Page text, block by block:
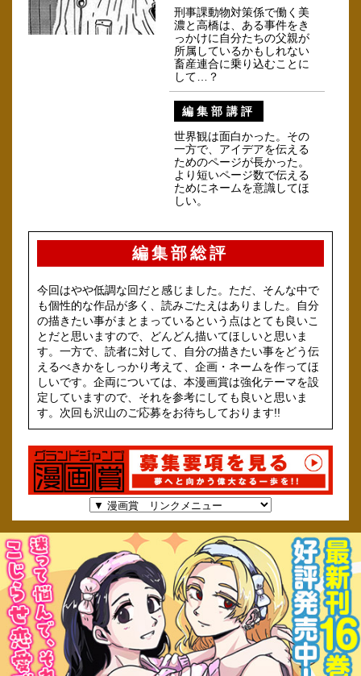
刑事課動物対策係で働く美
濃と高橋は、ある事件をき
っかけに自分たちの父親が
所属しているかもしれない
畜産連合に乗り込むことに
して…？
編集部講評
世界観は面白かった。その
一方で、アイデアを伝える
ためのページが長かった。
より短いページ数で伝える
ためにネームを意識してほ
しい。
編集部総評
今回はやや低調な回だと感じました。ただ、そんな中で
も個性的な作品が多く、読みごたえはありました。自分
の描きたい事がまとまっているという点はとても良いこ
とだと思いますので、どんどん描いてほしいと思いま
す。一方で、読者に対して、自分の描きたい事をどう伝
えるべきかをしっかり考えて、企画・ネームを作ってほ
しいです。企両については、本漫画賞は強化テーマを設
定していますので、それを参考にしても良いと思いま
す。次回も沢山のご応募をお待ちしております!!